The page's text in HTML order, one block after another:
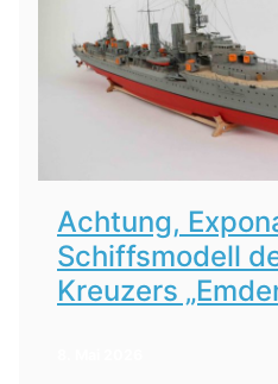
Achtung,
Schiffsmodell
Kreuzers